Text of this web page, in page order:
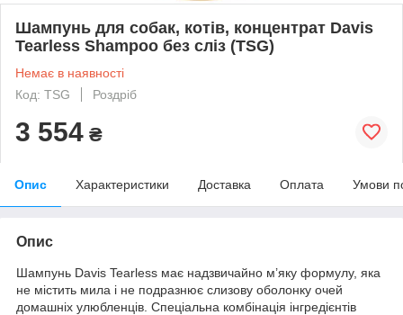
Шампунь для собак, котів, концентрат Davis
Tearless Shampoo без сліз (TSG)
Немає в наявності
Код: TSG
Роздріб
3 554 ₴
Опис Характеристики Доставка Оплата Умови
Опис
Шампунь Davis Tearless має надзвичайно м’яку формулу, яка
не містить мила і не подразнює слизову оболонку очей
домашніх улюбленців. Спеціальна комбінація інгредієнтів